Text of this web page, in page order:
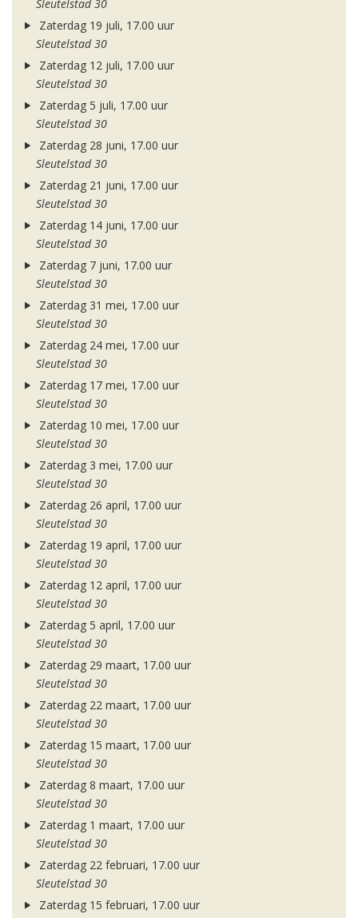
Sleutelstad 30
Zaterdag 19 juli, 17.00 uur
Sleutelstad 30
Zaterdag 12 juli, 17.00 uur
Sleutelstad 30
Zaterdag 5 juli, 17.00 uur
Sleutelstad 30
Zaterdag 28 juni, 17.00 uur
Sleutelstad 30
Zaterdag 21 juni, 17.00 uur
Sleutelstad 30
Zaterdag 14 juni, 17.00 uur
Sleutelstad 30
Zaterdag 7 juni, 17.00 uur
Sleutelstad 30
Zaterdag 31 mei, 17.00 uur
Sleutelstad 30
Zaterdag 24 mei, 17.00 uur
Sleutelstad 30
Zaterdag 17 mei, 17.00 uur
Sleutelstad 30
Zaterdag 10 mei, 17.00 uur
Sleutelstad 30
Zaterdag 3 mei, 17.00 uur
Sleutelstad 30
Zaterdag 26 april, 17.00 uur
Sleutelstad 30
Zaterdag 19 april, 17.00 uur
Sleutelstad 30
Zaterdag 12 april, 17.00 uur
Sleutelstad 30
Zaterdag 5 april, 17.00 uur
Sleutelstad 30
Zaterdag 29 maart, 17.00 uur
Sleutelstad 30
Zaterdag 22 maart, 17.00 uur
Sleutelstad 30
Zaterdag 15 maart, 17.00 uur
Sleutelstad 30
Zaterdag 8 maart, 17.00 uur
Sleutelstad 30
Zaterdag 1 maart, 17.00 uur
Sleutelstad 30
Zaterdag 22 februari, 17.00 uur
Sleutelstad 30
Zaterdag 15 februari, 17.00 uur